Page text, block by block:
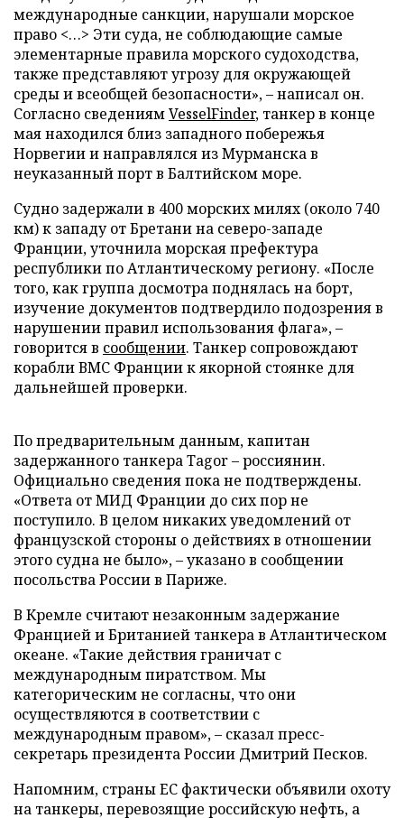
международные санкции, нарушали морское
право <…> Эти суда, не соблюдающие самые
элементарные правила морского судоходства,
также представляют угрозу для окружающей
среды и всеобщей безопасности», – написал он.
Согласно сведениямVesselFinder, танкер в конце
мая находился близ западного побережья
Норвегии и направлялся из Мурманска в
неуказанный порт в Балтийском море.
Судно задержали в 400 морских милях (около 740
км) к западу от Бретани на северо-западе
Франции, уточнила морская префектура
республики по Атлантическому региону. «После
того, как группа досмотра поднялась на борт,
изучение документов подтвердило подозрения в
нарушении правил использования флага», –
говорится в сообщении. Танкер сопровождают
корабли ВМС Франции к якорной стоянке для
дальнейшей проверки.
По предварительным данным, капитан
задержанного танкера Tagor – россиянин.
Официально сведения пока не подтверждены.
«Ответа от МИД Франции до сих пор не
поступило. В целом никаких уведомлений от
французской стороны о действиях в отношении
этого судна не было», – указано в сообщении
посольства России в Париже.
В Кремле считают незаконным задержание
Францией и Британией танкера в Атлантическом
океане. «Такие действия граничат с
международным пиратством. Мы
категорическим не согласны, что они
осуществляются в соответствии с
международным правом», – сказал пресс-
секретарь президента России Дмитрий Песков.
Напомним, страны ЕС фактически объявили охоту
на танкеры, перевозящие российскую нефть, а